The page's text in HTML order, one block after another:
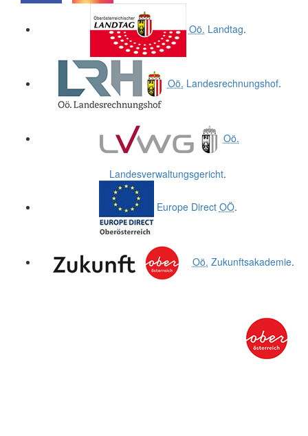
Oö. Landtag.
Oö. Landesrechnungshof.
Oö.
Landesverwaltungsgericht.
Europe Direct OÖ.
Oö. Zukunftsakademie.